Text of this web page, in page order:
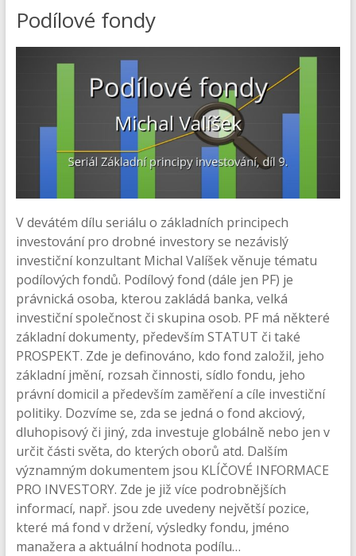
Podílové fondy
V devátém dílu seriálu o základních principech
investování pro drobné investory se nezávislý
investiční konzultant Michal Valíšek věnuje tématu
podílových fondů. Podílový fond (dále jen PF) je
právnická osoba, kterou zakládá banka, velká
investiční společnost či skupina osob. PF má některé
základní dokumenty, především STATUT či také
PROSPEKT. Zde je definováno, kdo fond založil, jeho
základní jmění, rozsah činnosti, sídlo fondu, jeho
právní domicil a především zaměření a cíle investiční
politiky. Dozvíme se, zda se jedná o fond akciový,
dluhopisový či jiný, zda investuje globálně nebo jen v
určit části světa, do kterých oborů atd. Dalším
významným dokumentem jsou KLÍČOVÉ INFORMACE
PRO INVESTORY. Zde je již více podrobnějších
informací, např. jsou zde uvedeny největší pozice,
které má fond v držení, výsledky fondu, jméno
manažera a aktuální hodnota podílu…